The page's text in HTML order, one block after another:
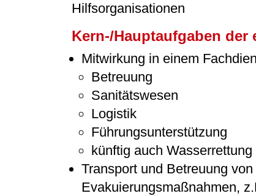
Hilfsorganisationen
Kern-/Hauptaufgaben
Mitwirkung in einem
Betreuung
Sanitätswesen
Logistik
Führungsunterstützung
künftig auch Wasserrettung
Transport und Betreuung
Evakuierungsmaßnahmen,